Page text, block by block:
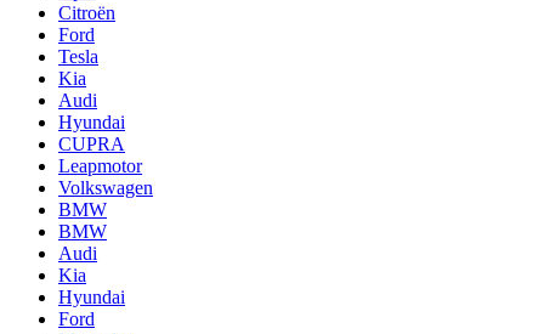
Citroën
Ford
Tesla
Kia
Audi
Hyundai
CUPRA
Leapmotor
Volkswagen
BMW
BMW
Audi
Kia
Hyundai
Ford